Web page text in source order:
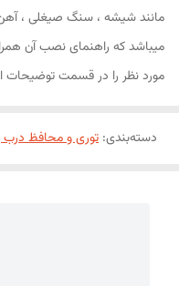
مانند شیشه ، سنگ صیغلی ،
میباشد که راهنمای نصب آن
مورد نظر را در قسمت توضیحات
دسته‌بندی: توری و محافظ درب